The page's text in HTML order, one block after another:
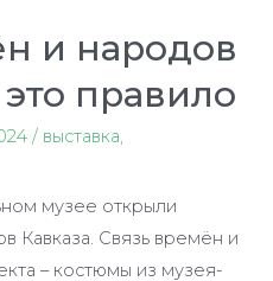
и народов
правило
/ выставка,
музее открыли
Кавказа. Связь времён и
– костюмы из музея-